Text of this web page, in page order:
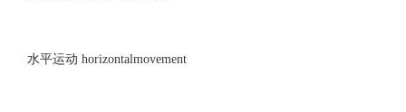
水平运动 horizontalmovement